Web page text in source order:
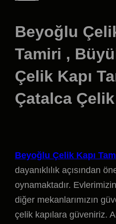
Beyoğlu
Tamiri ,
Çelik Kapı
Çatalca
Beyoğlu Çelik Kapı
dayanıklılık açısından
oynamaktadır.
diğer mekanlarımızın
çelik kapılara güveniriz.